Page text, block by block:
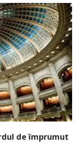
de împrumut